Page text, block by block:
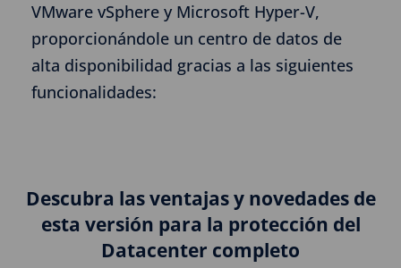
VMware vSphere y Microsoft Hyper-V,
proporcionándole un centro de datos de
alta disponibilidad gracias a las siguientes
funcionalidades:
Descubra las ventajas y novedades de
esta versión para la protección del
Datacenter completo